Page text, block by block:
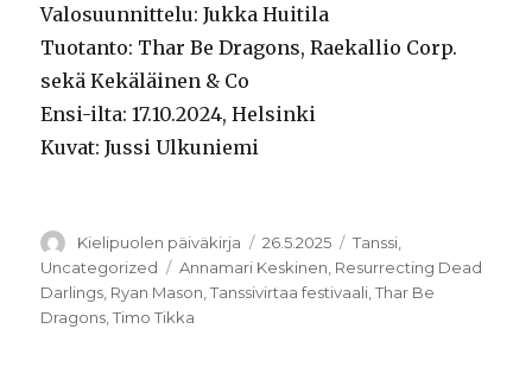
Valosuunnittelu: Jukka Huitila
Tuotanto: Thar Be Dragons, Raekallio Corp.
sekä Kekäläinen & Co
Ensi-ilta: 17.10.2024, Helsinki
Kuvat: Jussi Ulkuniemi
Kirjoittaja
Kielipuolen päiväkirja Julkaistu
26.5.2025 Kategoriat
Tanssi
Uncategorized
Avainsanat
Annamari Keskinen Resurrecting Dead
Darlings Ryan Mason ,Tanssivirtaa festivaali ,Thar Be
Dragons ,Timo Tikka